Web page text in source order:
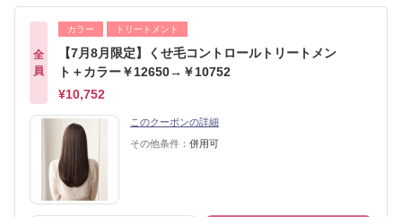
全
員
カラー トリートメント
【7月8月限定】くせ毛コントロールトリートメン
ト＋カラー￥12650→￥10752
¥10,752
このクーポンの詳細
その他条件： 併用可